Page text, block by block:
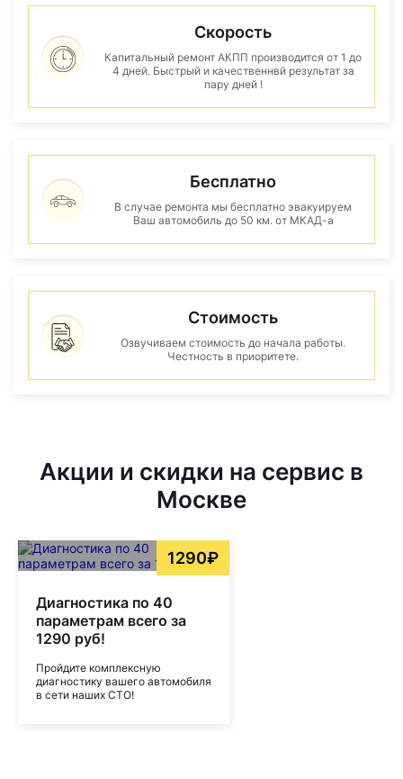
Скорость
Капитальный ремонт АКПП производится от 1 до
4 дней. Быстрый и качественнвй результат за
пару дней !
Бесплатно
В случае ремонта мы бесплатно эвакуируем
Ваш автомобиль до 50 км. от МКАД-а
Стоимость
Озвучиваем стоимость до начала работы.
Честность в приоритете.
Акции и скидки на сервис в
Москве
1290₽
Диагностика по 40
параметрам всего за
1290 руб!
Пройдите комплексную
диагностику вашего автомобиля
в сети наших СТО!